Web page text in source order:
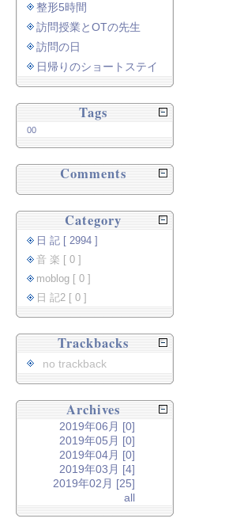
整形5時間
訪問授業とOTの先生
訪問の日
日帰りのショートステイ
Tags
00
Comments
Category
日 記 [ 2994 ]
音 楽 [ 0 ]
moblog [ 0 ]
日 記2 [ 0 ]
Trackbacks
no trackback
Archives
2019年06月 [0]
2019年05月 [0]
2019年04月 [0]
2019年03月 [4]
2019年02月 [25]
all